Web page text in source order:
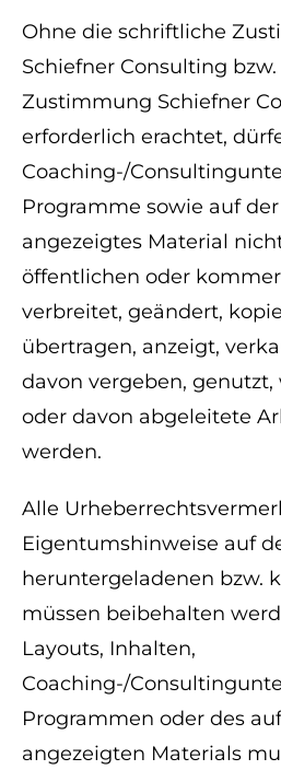
Ohne die schriftliche
Schiefner Consulting
Zustimmung Schiefner
erforderlich erachtet,
Coaching-/
Programme sowie auf
angezeigtes Material
öffentlichen oder
verbreitet, geändert,
übertragen, anzeigt,
davon vergeben,
oder davon abgeleitete
werden.
Alle
Eigentumshinweise auf
heruntergeladenen bzw.
müssen beibehalten
Layouts, Inhalten,
Coaching-/
Programmen oder des
angezeigten Materials